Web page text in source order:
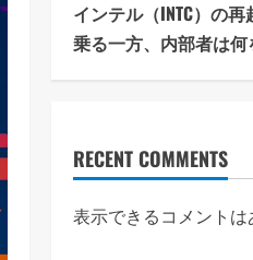
インテル（INTC）の
乗る一方、内部者は
RECENT COMMENTS
表示できるコメントは